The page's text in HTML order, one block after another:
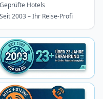
Geprüfte Hotels
Seit 2003 – Ihr Reise-Profi